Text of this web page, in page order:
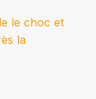
le choc et
la